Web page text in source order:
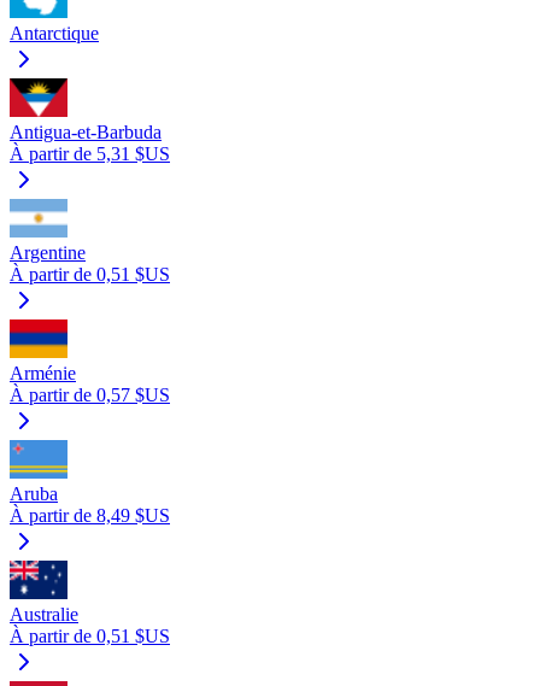
Antarctique
Antigua-et-Barbuda
À partir de 5,31 $US
Argentine
À partir de 0,51 $US
Arménie
À partir de 0,57 $US
Aruba
À partir de 8,49 $US
Australie
À partir de 0,51 $US